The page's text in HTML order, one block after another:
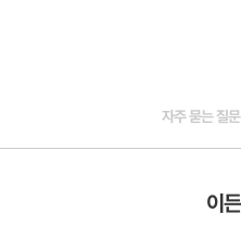
자주 묻는 질문
이